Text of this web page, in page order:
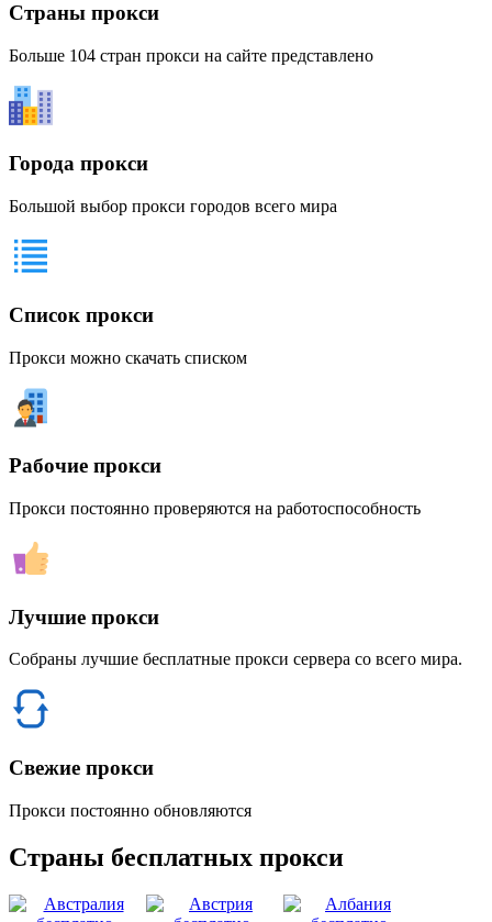
Страны прокси
Больше 104 стран прокси на сайте представлено
Города прокси
Большой выбор прокси городов всего мира
Список прокси
Прокси можно скачать списком
Рабочие прокси
Прокси постоянно проверяются на работоспособность
Лучшие прокси
Собраны лучшие бесплатные прокси сервера со всего мира.
Свежие прокси
Прокси постоянно обновляются
Страны бесплатных прокси